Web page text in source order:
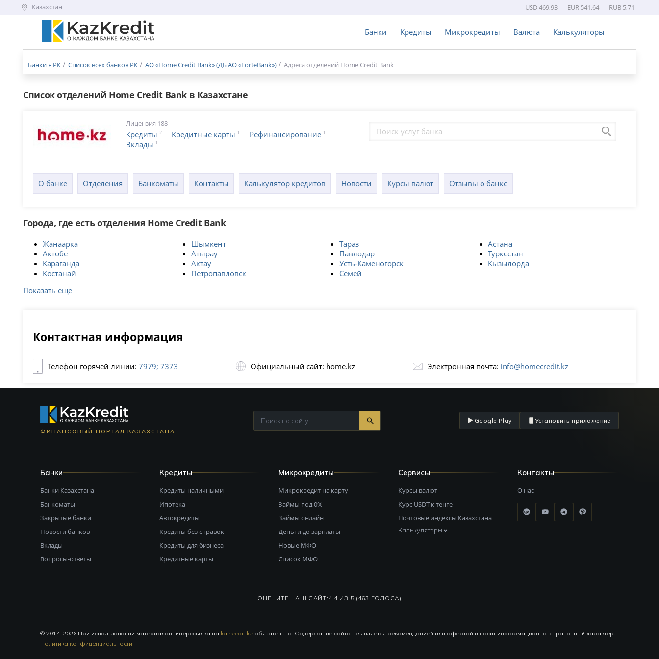
Казахстан USD 469,93 EUR 541,64 RUB 5,71
Банки Кредиты Микрокредиты Валюта Калькуляторы
Меню
Банки в РК Список всех банков РК АО «Home Credit Bank» (ДБ АО «ForteBank») Адреса отделений Home Credit Bank
Список отделений Home Credit Bank в Казахстане
Лицензия 188
Кредиты 2 Кредитные карты 1 Рефинансирование 1
Вклады 1
О банке Отделения Банкоматы Контакты Калькулятор кредитов Новости Курсы валют Отзывы о банке
Города, где есть отделения Home Credit Bank
Жанаарка Шымкент Тараз
Астана
Актобе
Атырау Павлодар
Туркестан
Караганда
Актау Усть-Каменогорск
Кызылорда
Костанай
Петропавловск
Семей
Показать еще
Контактная информация
Телефон горячей линии: 7979; 7373 Официальный сайт: home.kz Электронная почта: info@homecredit.kz
ФИНАНСОВЫЙ ПОРТАЛ КАЗАХСТАНА
Google Play Установить приложение
Банки
Банки Казахстана
Банкоматы
Закрытые банки
Новости банков
Вклады
Вопросы-ответы
Кредиты
Кредиты наличными
Ипотека
Автокредиты
Кредиты без справок
Кредиты для бизнеса
Кредитные карты
Микрокредиты
Микрокредит на карту
Займы под 0%
Займы онлайн
Деньги до зарплаты
Новые МФО
Список МФО
Сервисы
Курсы валют
Курс USDT к тенге
Почтовые индексы Казахстана
Калькуляторы
Контакты
О нас
ОЦЕНИТЕ НАШ САЙТ: 4.4 ИЗ 5 (463 ГОЛОСА)
© 2014–2026 При использовании материалов гиперссылка на kazkredit.kz обязательна. Содержание сайта не является рекомендацией или офертой и носит информационно-справочный характер.
Политика конфиденциальности.